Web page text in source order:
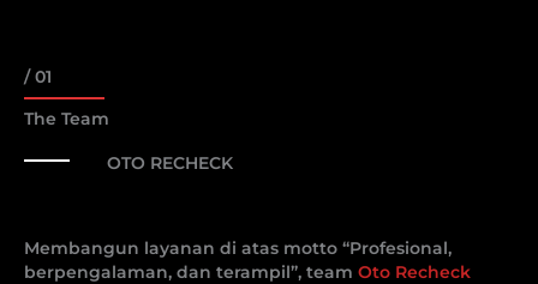
/ 01
The Team
OTO RECHECK
Membangun layanan di atas motto “Profesional,
berpengalaman, dan terampil”, team Oto Recheck